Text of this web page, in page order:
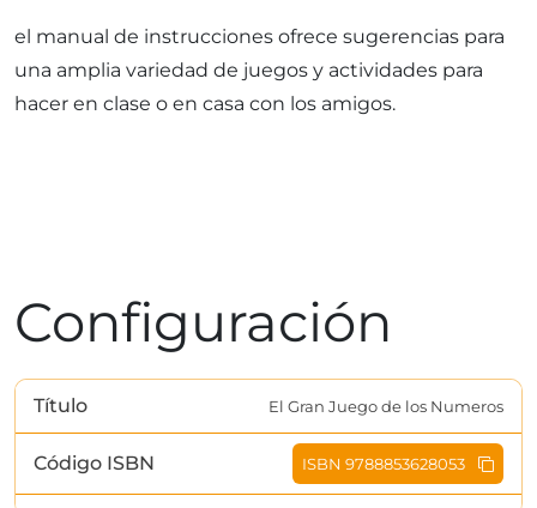
el manual de instrucciones ofrece sugerencias para
una amplia variedad de juegos y actividades para
hacer en clase o en casa con los amigos.
Configuración
Título El Gran Juego de los Numeros
Código ISBN ISBN 9788853628053